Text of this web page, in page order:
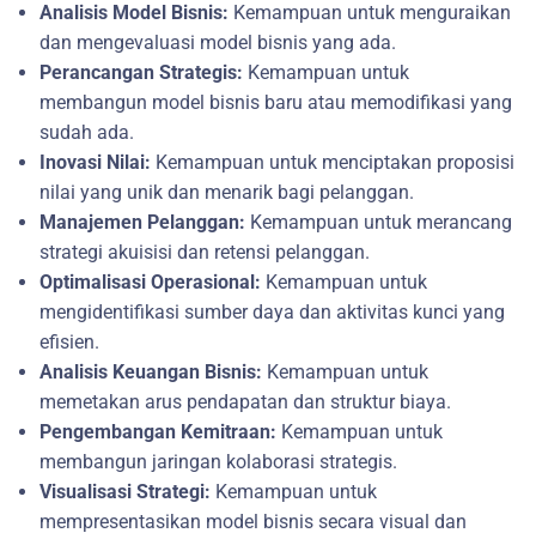
Analisis Model Bisnis: Kemampuan untuk menguraikan
dan mengevaluasi model bisnis yang ada.
Perancangan Strategis: Kemampuan untuk
membangun model bisnis baru atau memodifikasi yang
sudah ada.
Inovasi Nilai: Kemampuan untuk menciptakan proposisi
nilai yang unik dan menarik bagi pelanggan.
Manajemen Pelanggan: Kemampuan untuk merancang
strategi akuisisi dan retensi pelanggan.
Optimalisasi Operasional: Kemampuan untuk
mengidentifikasi sumber daya dan aktivitas kunci yang
efisien.
Analisis Keuangan Bisnis: Kemampuan untuk
memetakan arus pendapatan dan struktur biaya.
Pengembangan Kemitraan: Kemampuan untuk
membangun jaringan kolaborasi strategis.
Visualisasi Strategi: Kemampuan untuk
mempresentasikan model bisnis secara visual dan